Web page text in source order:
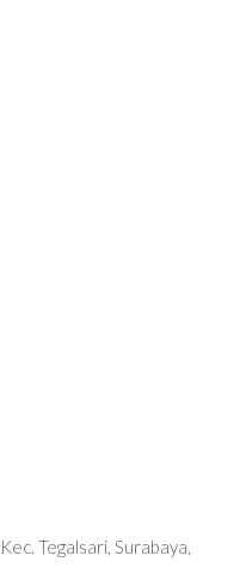
Tegalsari, Surabaya,